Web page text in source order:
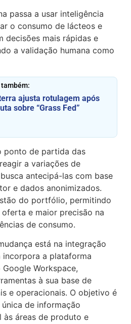
passa a usar inteligência
o consumo de lácteos e
decisões mais rápidas e
a validação humana como
ajusta rotulagem após
sobre “Grass Fed”
ponto de partida das
a variações de
antecipá-las com base
e dados anonimizados.
do portfólio, permitindo
e maior precisão na
de consumo.
está na integração
a plataforma
Workspace,
à sua base de
e operacionais. O objetivo é
de informação
às áreas de produto e